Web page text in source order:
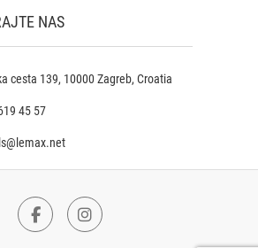
NAS
cesta 139, 10000 Zagreb, Croatia
45 57
FacebookInstagram